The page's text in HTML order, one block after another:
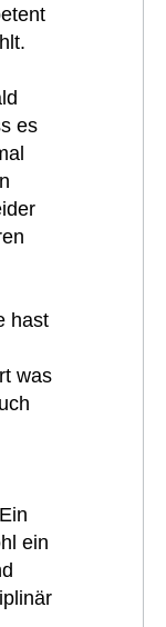
es
hast
was
ein